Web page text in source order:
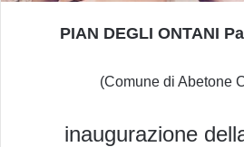
PIAN DEGLI ONTANI
(Comune di Abetone
inaugurazione